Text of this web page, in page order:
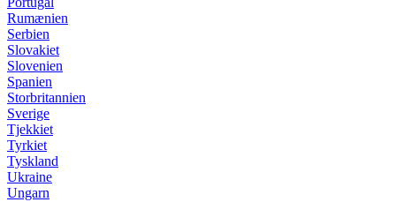
Rumænien
Serbien
Slovakiet
Slovenien
Spanien
Storbritannien
Sverige
Tjekkiet
Tyrkiet
Tyskland
Ukraine
Ungarn